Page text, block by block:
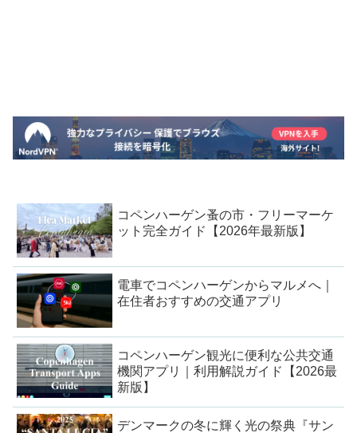
コペンハーゲン蚤の市・フリーマーケ
ット完全ガイド【2026年最新版】
電車でコペンハーゲンからマルメへ｜
在住者おすすめの交通アプリ
コペンハーゲン観光に便利な公共交通
機関アプリ｜利用解説ガイド【2026最
新版】
デンマークの冬に輝く光の祭典『サン